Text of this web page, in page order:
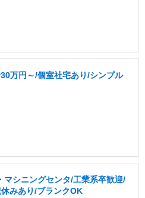
万円～/個室社宅あり/シンプル
マシニングセンタ/工業系卒歓迎/
みあり/ブランクOK